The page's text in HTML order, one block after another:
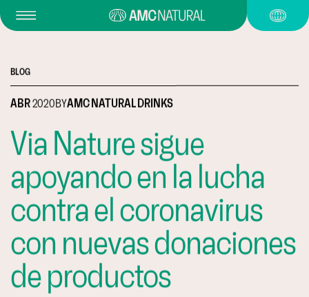
BLOG
ABR2020BYAMC NATURAL DRINKS
Via Nature sigue
apoyando en la lucha
contra el coronavirus
con nuevas donaciones
de productos